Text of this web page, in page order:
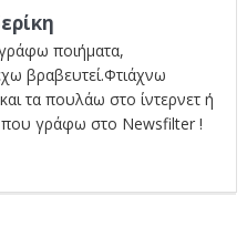
ποιήματα,
βραβευτεί.Φτιάχνω
τα πουλάω στο ίντερνετ ή
που γράφω στο Newsfilter !